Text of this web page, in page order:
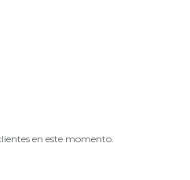
en este momento.